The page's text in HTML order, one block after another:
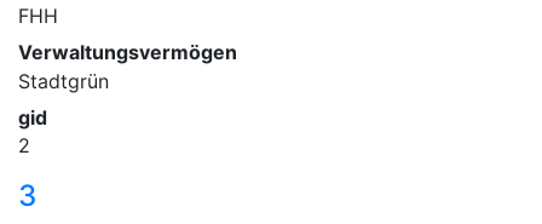
FHH
Verwaltungsvermögen
Stadtgrün
gid
2
3